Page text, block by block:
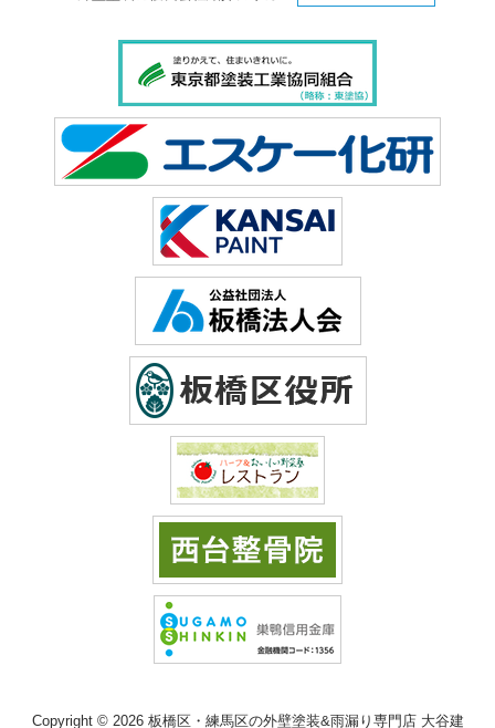
Copyright © 2026 板橋区・練馬区の外壁塗装&雨漏り専門店 大谷建